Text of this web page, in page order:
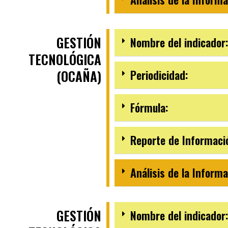
GESTIÓN
TECNOLÓGICA
(OCAÑA)
Nombre del indicador:
Periodicidad:
Fórmula:
Reporte de
Análisis de la
GESTIÓN
Nombre del indicador: